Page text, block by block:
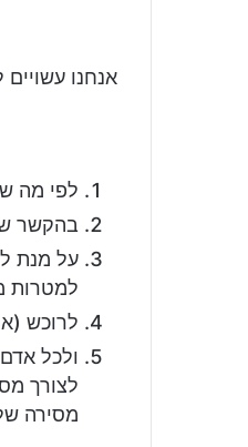
אנחנו
לפי מה
בהקשר
על מנת
למטרות
לרוכש
ולכל
לצורך
מסירה